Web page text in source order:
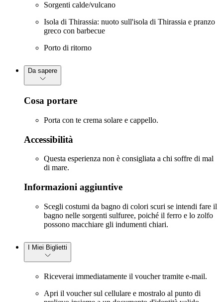
Sorgenti calde/vulcano
Isola di Thirassia: nuoto sull'isola di Thirassia e pranzo
greco con barbecue
Porto di ritorno
Da sapere
Cosa portare
Porta con te crema solare e cappello.
Accessibilità
Questa esperienza non è consigliata a chi soffre di mal
di mare.
Informazioni aggiuntive
Scegli costumi da bagno di colori scuri se intendi fare il
bagno nelle sorgenti sulfuree, poiché il ferro e lo zolfo
possono macchiare gli indumenti chiari.
I Miei Biglietti
Riceverai immediatamente il voucher tramite e-mail.
Apri il voucher sul cellulare e mostralo al punto di